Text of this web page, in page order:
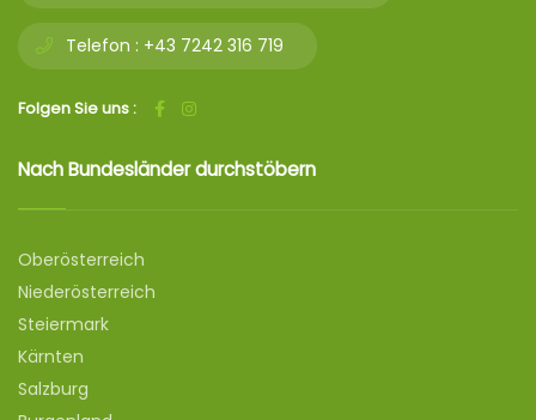
Telefon : +43 7242 316 719
Folgen Sie uns :
Nach Bundesländer durchstöbern
Oberösterreich
Niederösterreich
Steiermark
Kärnten
Salzburg